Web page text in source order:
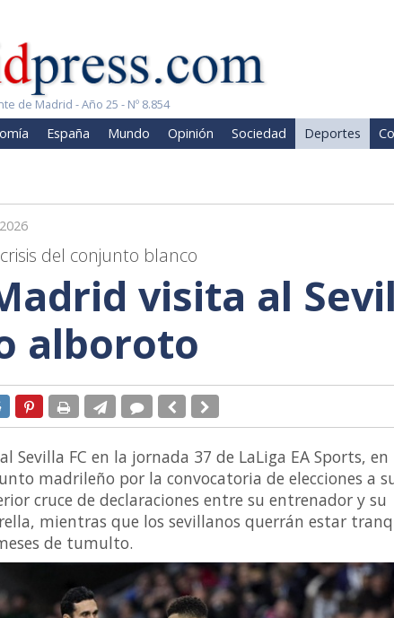
de Madrid - Año 25 - Nº 8.854
España Mundo Opinión Sociedad Deportes
del conjunto blanco
visita al
alboroto
Sevilla FC en la jornada 37 de LaLiga EA Sports, en
madrileño por la convocatoria de elecciones a
cruce de declaraciones entre su entrenador y su
mientras que los sevillanos querrán estar
de tumulto.